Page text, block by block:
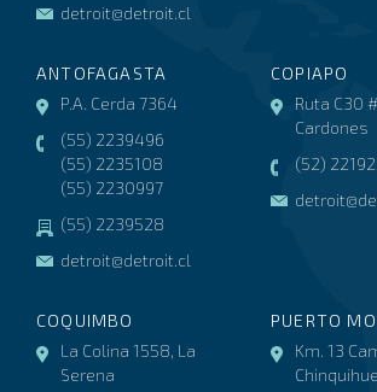
detroit@detroit.cl
ANTOFAGASTA
P.A. Cerda 7364
(55) 2239496
(55) 2235108
(55) 2230997
(55) 2239528
detroit@detroit.cl
COPIAPO
Ruta C30
Cardones
(52)
COQUIMBO
La Colina 1558, La
Serena
PUERTO
Km. 13
Chinquihue